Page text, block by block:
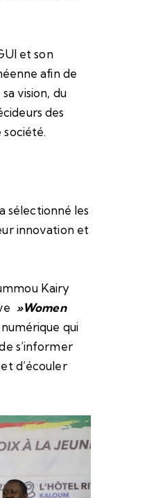
et son
afin de
vision, du
des
sélectionné les
innovation et
Kairy
»Women
qui
s’informer
d’écouler